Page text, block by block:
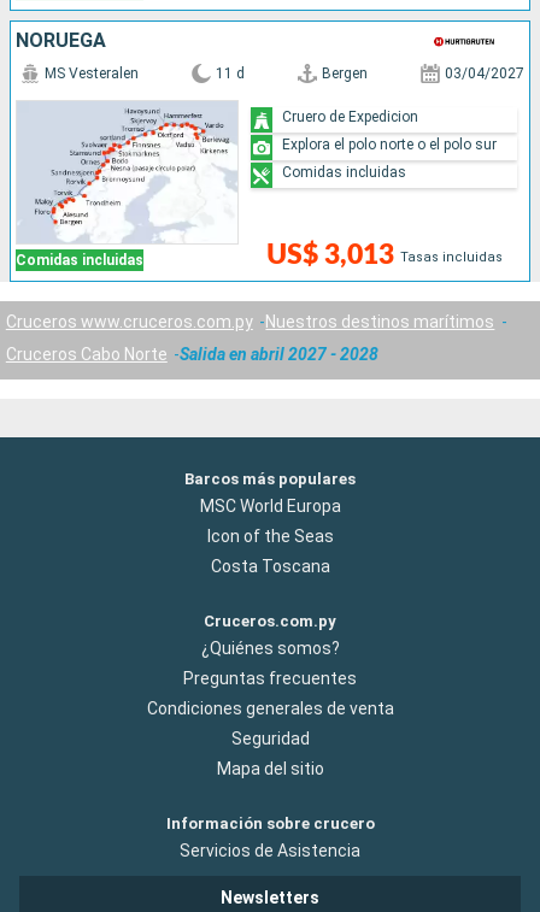
NORUEGA
Comidas incluidas
MS Vesteralen 11 d Bergen 03/04/2027
US$ 3,013 Tasas incluidas
Cruero de Expedicion
Explora el polo norte o el polo sur
Comidas incluidas
Cruceros www.cruceros.com.py
Nuestros destinos marítimos
Cruceros Cabo Norte
Salida en abril 2027 - 2028
Barcos más populares
MSC World Europa
Icon of the Seas
Costa Toscana
Cruceros.com.py
¿Quiénes somos?
Preguntas frecuentes
Condiciones generales de venta
Seguridad
Mapa del sitio
Información sobre crucero
Servicios de Asistencia
Newsletters